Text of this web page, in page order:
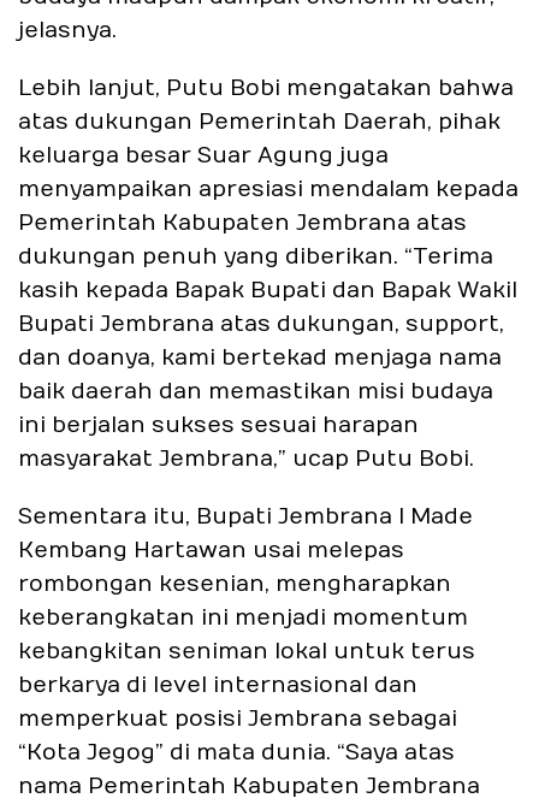
jelasnya.
Lebih lanjut, Putu Bobi mengatakan bahwa
atas dukungan Pemerintah Daerah, pihak
keluarga besar Suar Agung juga
menyampaikan apresiasi mendalam kepada
Pemerintah Kabupaten Jembrana atas
dukungan penuh yang diberikan. “Terima
kasih kepada Bapak Bupati dan Bapak Wakil
Bupati Jembrana atas dukungan, support,
dan doanya, kami bertekad menjaga nama
baik daerah dan memastikan misi budaya
ini berjalan sukses sesuai harapan
masyarakat Jembrana,” ucap Putu Bobi.
Sementara itu, Bupati Jembrana I Made
Kembang Hartawan usai melepas
rombongan kesenian, mengharapkan
keberangkatan ini menjadi momentum
kebangkitan seniman lokal untuk terus
berkarya di level internasional dan
memperkuat posisi Jembrana sebagai
“Kota Jegog” di mata dunia. “Saya atas
nama Pemerintah Kabupaten Jembrana